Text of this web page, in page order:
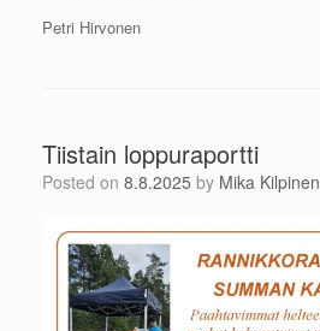
Petri Hirvonen
Tiistain loppuraportti
Posted on 8.8.2025 by Mika Kilpinen